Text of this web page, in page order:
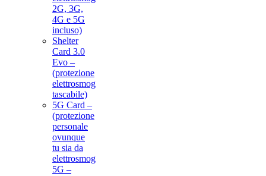
2G, 3G,
4G e 5G
incluso)
Shelter
Card 3.0
Evo –
(protezione
elettrosmog
tascabile)
5G Card –
(protezione
personale
ovunque
tu sia da
elettrosmog
5G –